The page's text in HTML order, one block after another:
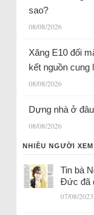
sao?
08/08/2026
Xăng E10 đối
kết nguồn cung
08/08/2026
Dựng nhà ở
08/08/2026
NHIỀU NGƯỜI XEM
Tin bà
Đức đã
07/08/2023